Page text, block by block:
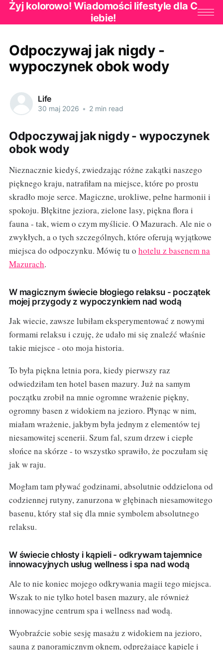
Żyj kolorowo! Wiadomości lifestyle dla C
iebie!
Odpoczywaj jak nigdy -
wypoczynek obok wody
Life
30 maj 2026 • 2 min read
Odpoczywaj jak nigdy - wypoczynek
obok wody
Nieznacznie kiedyś, zwiedzając różne zakątki naszego
pięknego kraju, natrafiłam na miejsce, które po prostu
skradło moje serce. Magiczne, urokliwe, pełne harmonii i
spokoju. Błękitne jeziora, zielone lasy, piękna flora i
fauna - tak, wiem o czym myślicie. O Mazurach. Ale nie o
zwykłych, a o tych szczególnych, które oferują wyjątkowe
miejsca do odpoczynku. Mówię tu o hotelu z basenem na
Mazurach.
W magicznym świecie błogiego relaksu - początek
mojej przygody z wypoczynkiem nad wodą
Jak wiecie, zawsze lubiłam eksperymentować z nowymi
formami relaksu i czuję, że udało mi się znaleźć właśnie
takie miejsce - oto moja historia.
To była piękna letnia pora, kiedy pierwszy raz
odwiedziłam ten hotel basen mazury. Już na samym
początku zrobił na mnie ogromne wrażenie piękny,
ogromny basen z widokiem na jezioro. Płynąc w nim,
miałam wrażenie, jakbym była jednym z elementów tej
niesamowitej scenerii. Szum fal, szum drzew i ciepłe
słońce na skórze - to wszystko sprawiło, że poczułam się
jak w raju.
Mogłam tam pływać godzinami, absolutnie oddzielona od
codziennej rutyny, zanurzona w głębinach niesamowitego
basenu, który stał się dla mnie symbolem absolutnego
relaksu.
W świecie chłosty i kąpieli - odkrywam tajemnice
innowacyjnych usług wellness i spa nad wodą
Ale to nie koniec mojego odkrywania magii tego miejsca.
Wszak to nie tylko hotel basen mazury, ale również
innowacyjne centrum spa i wellness nad wodą.
Wyobraźcie sobie sesję masażu z widokiem na jezioro,
sauna z panoramicznym oknem, odprężające kąpiele i